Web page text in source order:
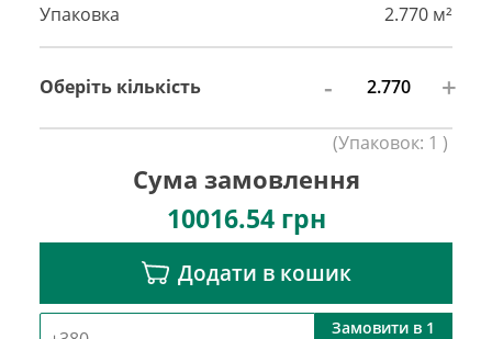
Упаковка
2.770 м²
Оберіть кількість - +
(Упаковок: 1 )
Сума замовлення
10016.54грн
Додати в кошик
Замовити в 1